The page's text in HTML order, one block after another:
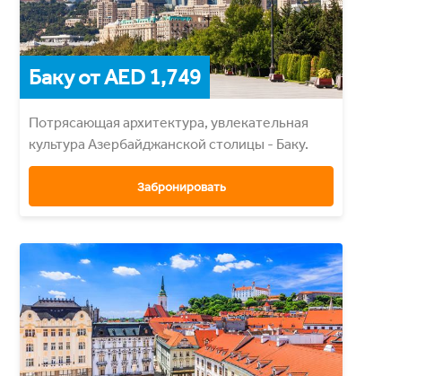
Баку от AED 1,749
Потрясающая архитектура, увлекательная
культура Азербайджанcкой столицы - Баку.
Забронировать